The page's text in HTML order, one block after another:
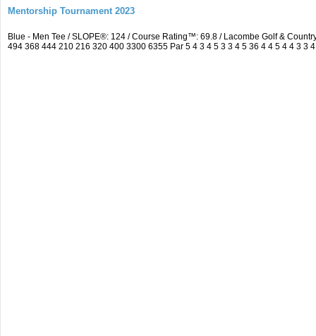
Mentorship Tournament 2023
Blue - Men Tee / SLOPE®: 124 / Course Rating™: 69.8 / Lacombe Golf &
494 368 444 210 216 320 400 3300 6355 Par 5 4 3 4 5 3 3 4 5 36 4 4 5 4 4 3 3